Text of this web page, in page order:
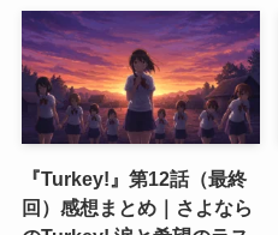
『Turkey!』第12話（最終
回）感想まとめ｜さよなら